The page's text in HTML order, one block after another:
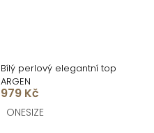
Bílý perlový elegantní top
ARGEN
979 Kč
ONESIZE